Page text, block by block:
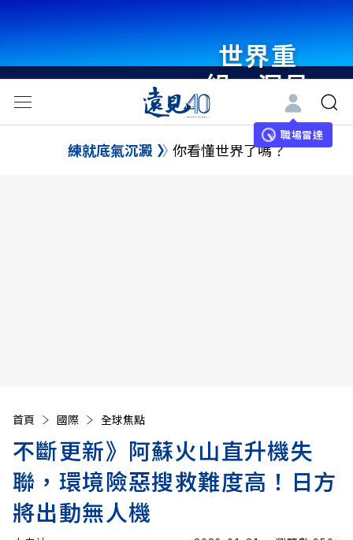
世界重
組・洞見
未來 與
世界領袖
職場雷達
練就底氣沉澱 你看懂世界了嗎？
首頁 國際 全球焦點
不斷更新》阿蘇火山直升機失
聯，環境險惡搜救難度高！日方
將出動無人機